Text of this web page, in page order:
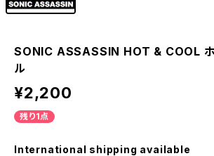
SONIC ASSASSIN HOT & COOL ホ
ル
¥2,200
残り1点
International shipping available